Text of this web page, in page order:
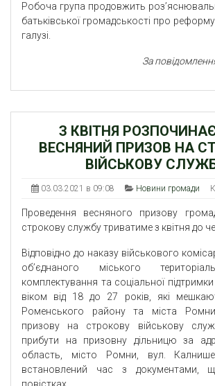
Робоча група продовжить
батьківської громадськості про
галузі.
За
З КВІТНЯ
ВЕСНЯНИЙ ПРИЗОВ НА
ВІЙСЬКОВУ
03.03.2021 в 09:08 Новини громади
Проведення весняного призову
строкову службу триватиме з квітня до
Відповідно до наказу військового
об’єднаного міського
комплектування та соціальної підтримки
віком від 18 до 27 років, які
Роменського району та міста
призову на строкову військову
прибути на призовну дільницю за
область, місто Ромни, вул.
встановлений час з документами,